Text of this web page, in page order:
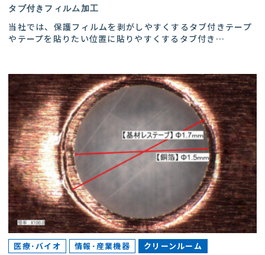
タブ付きフィルム加工
当社では、保護フィルムを剥がしやすくするタブ付きテープ
やテープを貼りたい位置に貼りやすくするタブ付き …
医療･バイオ 情報･産業機器 クリーンルーム